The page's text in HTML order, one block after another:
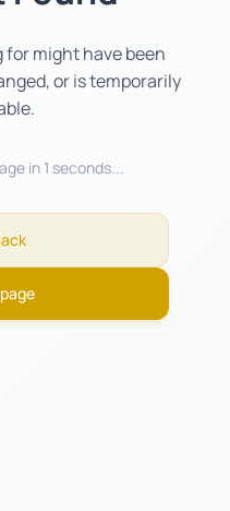
for might have been
or is temporarily
in 1 seconds...